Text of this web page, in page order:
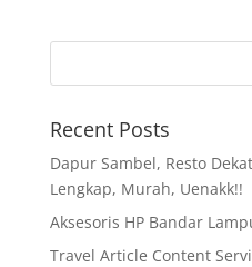
Recent Posts
Dapur Sambel, Resto
Lengkap, Murah, Uenakk!!
Aksesoris HP Bandar
Travel Article Content